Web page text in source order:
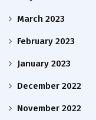
March 2023
February 2023
January 2023
December 2022
November 2022